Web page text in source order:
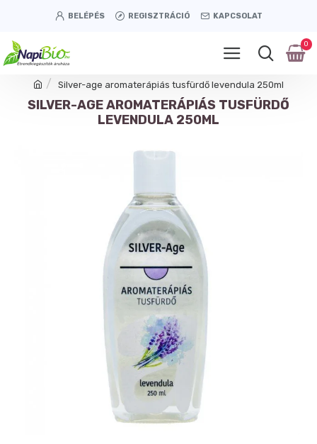
BELÉPÉS REGISZTRÁCIÓ KAPCSOLAT
0
Silver-age aromaterápiás tusfürdő levendula 250ml
SILVER-AGE AROMATERÁPIÁS TUSFÜRDŐ
LEVENDULA 250ML